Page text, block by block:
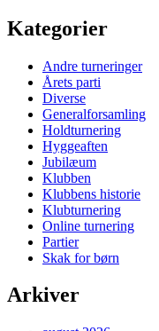
Kategorier
Andre turneringer
Årets parti
Diverse
Generalforsamling
Holdturnering
Hyggeaften
Jubilæum
Klubben
Klubbens historie
Klubturnering
Online turnering
Partier
Skak for børn
Arkiver